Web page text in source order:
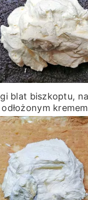
blat biszkoptu,